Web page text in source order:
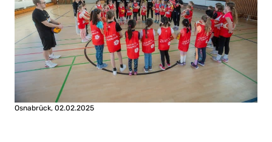
Osnabrück, 02.02.2025